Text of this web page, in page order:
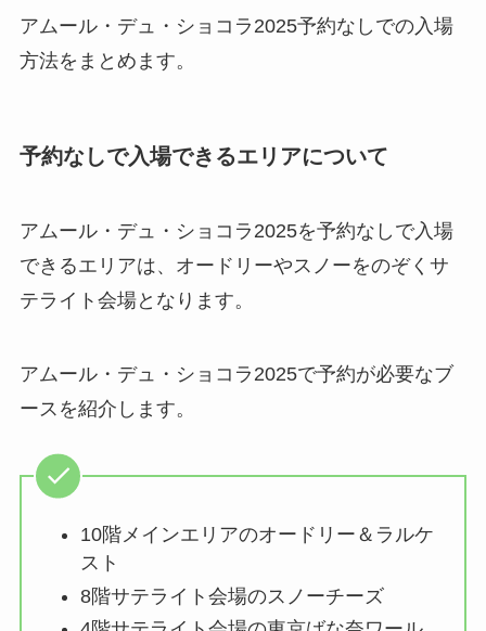
アムール・デュ・ショコラ2025予約なしでの入場
方法をまとめます。
予約なしで入場できるエリアについて
アムール・デュ・ショコラ2025を予約なしで入場
できるエリアは、オードリーやスノーをのぞくサ
テライト会場となります。
アムール・デュ・ショコラ2025で予約が必要なブ
ースを紹介します。
10階メインエリアのオードリー＆ラルケ
スト
8階サテライト会場のスノーチーズ